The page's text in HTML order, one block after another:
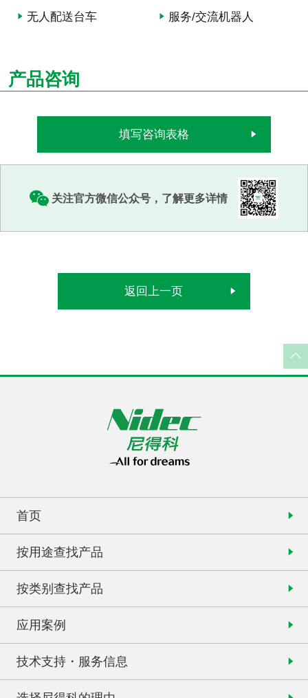
无人配送台车 服务/交流机器人
产品咨询
填写咨询表格
关注官方微信公众号，了解更多详情
返回上一页
首页
按用途查找产品
按类别查找产品
应用案例
技术支持・服务信息